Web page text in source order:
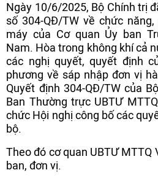
Ngày 10/6/2025, Bộ Chính trị
số 304-QĐ/TW về chức
máy của Cơ quan Ủy ban
Nam. Hòa trong không khí cả
các nghị quyết, quyết định
phương về sáp nhập đơn vị
Quyết định 304-QĐ/TW của
Ban Thường trực UBTƯ
chức Hội nghị công bố các
bộ.
Theo đó cơ quan UBTƯ MTTQ
ban, đơn vị.